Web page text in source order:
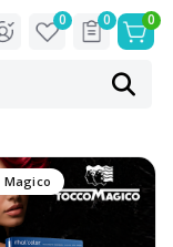
0
0
0
Magico